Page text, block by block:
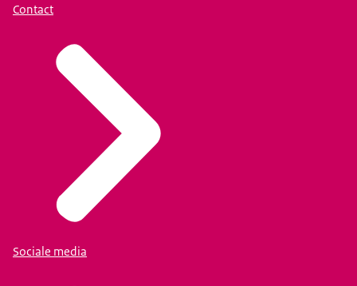
Contact
Sociale media